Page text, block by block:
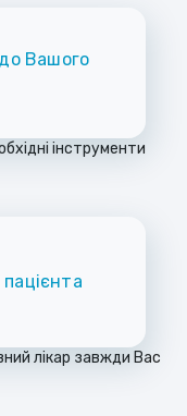
Вашого
інструменти
лікар завжди Вас